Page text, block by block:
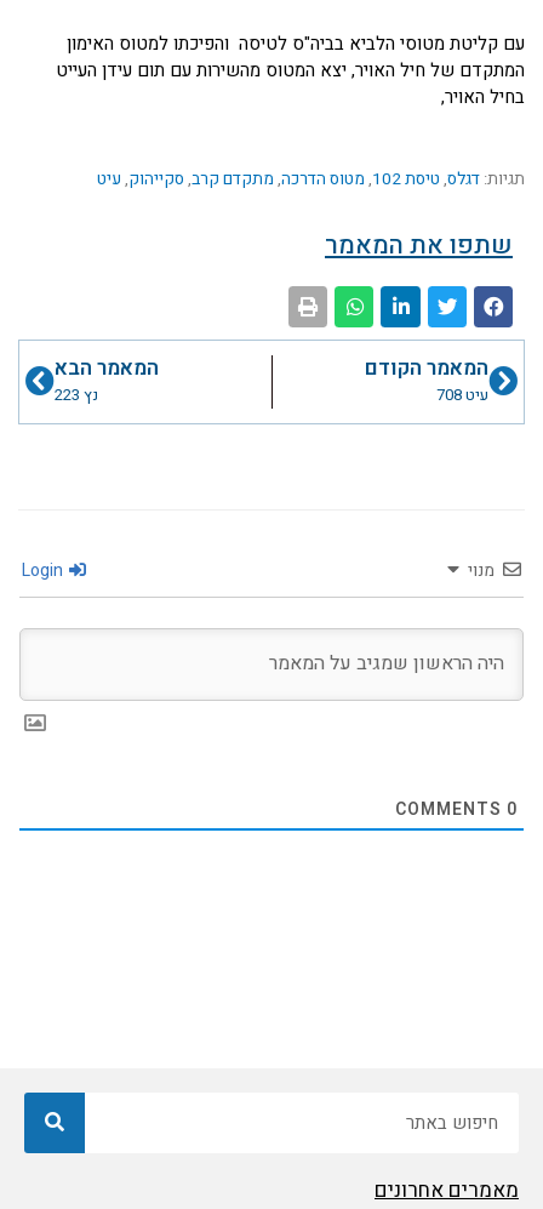
עם קליטת מטוסי הלביא בביה"ס לטיסה והפיכתו למטוס האימון
המתקדם של חיל האויר, יצא המטוס מהשירות עם תום עידן העייט
בחיל האויר,
תגיות: דגלס, טיסת 102 , מטוס הדרכה, מתקדם קרב, סקייהוק, עיט
שתפו את המאמר
קודםהמאמר הקודם
עיט 708
המאמר הבא
נץ 223
הבא
מנוי
0
מאמרים אחרונים